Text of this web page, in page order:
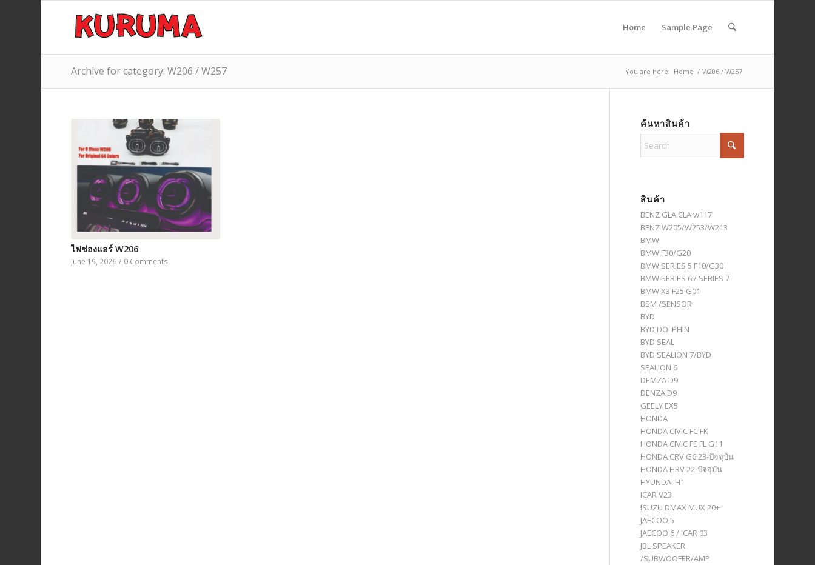
Home Sample Page
Archive for category: W206 / W257 You are here: Home / W206 / W257
ไฟช่องแอร์ W206
June 19, 2026 / 0 Comments
ค้นหาสินค้า
สินค้า
BENZ GLA CLA w117
BENZ W205/W253/W213
BMW
BMW F30/G20
BMW SERIES 5 F10/G30
BMW SERIES 6 / SERIES 7
BMW X3 F25 G01
BSM /SENSOR
BYD
BYD DOLPHIN
BYD SEAL
BYD SEALION 7/BYD
SEALION 6
DEMZA D9
DENZA D9
GEELY EX5
HONDA
HONDA CIVIC FC FK
HONDA CIVIC FE FL G11
HONDA CRV G6 23-ปัจจุบัน
HONDA HRV 22-ปัจจุบัน
HYUNDAI H1
ICAR V23
ISUZU DMAX MUX 20+
JAECOO 5
JAECOO 6 / ICAR 03
JBL SPEAKER
/SUBWOOFER/AMP